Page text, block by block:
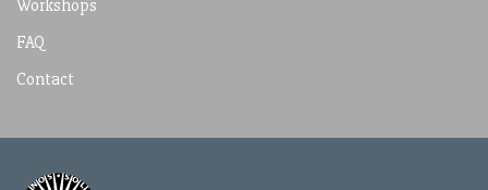
Workshops
FAQ
Contact